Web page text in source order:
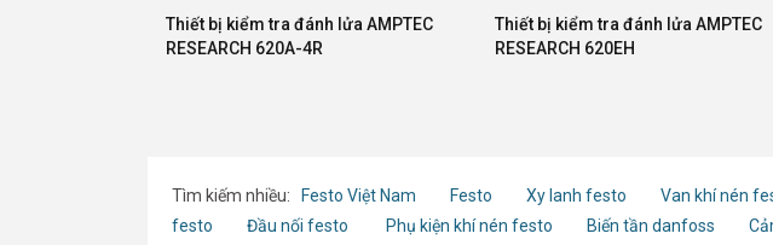
Thiết bị kiểm tra đánh lửa AMPTEC
RESEARCH 620A-4R
Thiết bị kiểm tra đánh lửa AMPTEC
RESEARCH 620EH
Tìm kiếm nhiều: Festo Việt Nam Festo Xy lanh festo Van khí nén
festo
Đầu nối festo Phụ kiện khí nén festo Biến tần danfoss